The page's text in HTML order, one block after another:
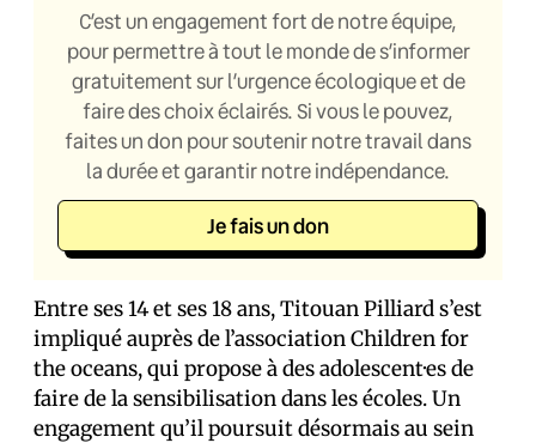
C’est un engagement fort de notre équipe,
pour permettre à tout le monde de s’informer
gratuitement sur l’urgence écologique et de
faire des choix éclairés. Si vous le pouvez,
faites un don pour soutenir notre travail dans
la durée et garantir notre indépendance.
Je fais un don
Entre ses 14 et ses 18 ans, Titouan Pilliard s’est
impliqué auprès de l’association Children for
the oceans, qui propose à des adolescent·es de
faire de la sensibilisation dans les écoles. Un
engagement qu’il poursuit désormais au sein